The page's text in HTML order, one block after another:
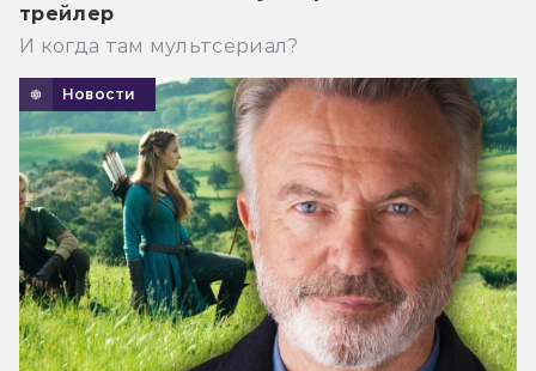
трейлер
И когда там мультсериал?
Новости